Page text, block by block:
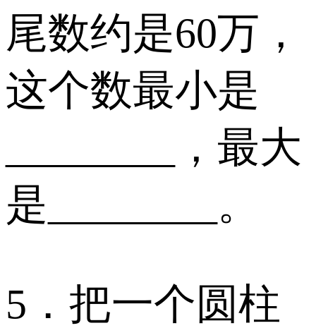
尾数约是60万，
这个数最小是
________，最大
是________。
5．把一个圆柱